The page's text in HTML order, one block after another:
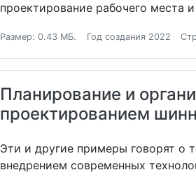
проектирование рабочего места
Размер: 0.43 МБ. Год создания 2022
Планирование и
проектированием
Эти и другие примеры говорят о
внедрением современных